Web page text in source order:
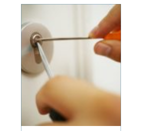
kylanläggningar,
ventilation, laddboxar
och solcellsbatterier ska
fungera tillsammans
säkert, effektivt och utan
onödigt krångel. En04
augusti 2026